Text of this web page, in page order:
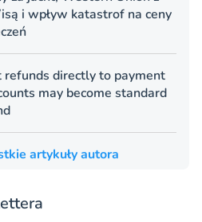
i wpływ katastrof na ceny
refunds directly to payment
may become standard
artykuły autora